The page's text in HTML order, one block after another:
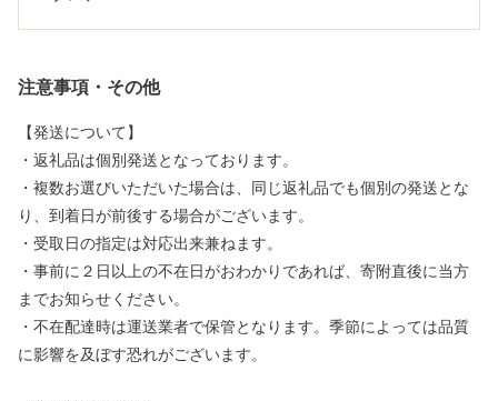
注意事項・その他
【発送について】
・返礼品は個別発送となっております。
・複数お選びいただいた場合は、同じ返礼品でも個別の発送とな
り、到着日が前後する場合がございます。
・受取日の指定は対応出来兼ねます。
・事前に２日以上の不在日がおわかりであれば、寄附直後に当方
までお知らせください。
・不在配達時は運送業者で保管となります。季節によっては品質
に影響を及ぼす恐れがございます。